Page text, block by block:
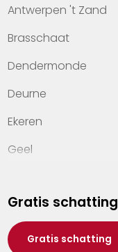
Kantoren
Veelgestelde vragen
Werken bij Heylen
Contact
Antwerpen 't Zand
Brasschaat
Dendermonde
Deurne
Ekeren
Geel
Hasselt
Heist-op-den-Berg
Gratis
Gratis schatting